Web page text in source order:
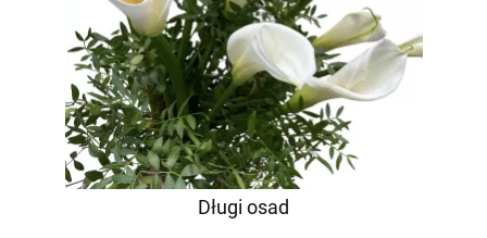
Długi osad